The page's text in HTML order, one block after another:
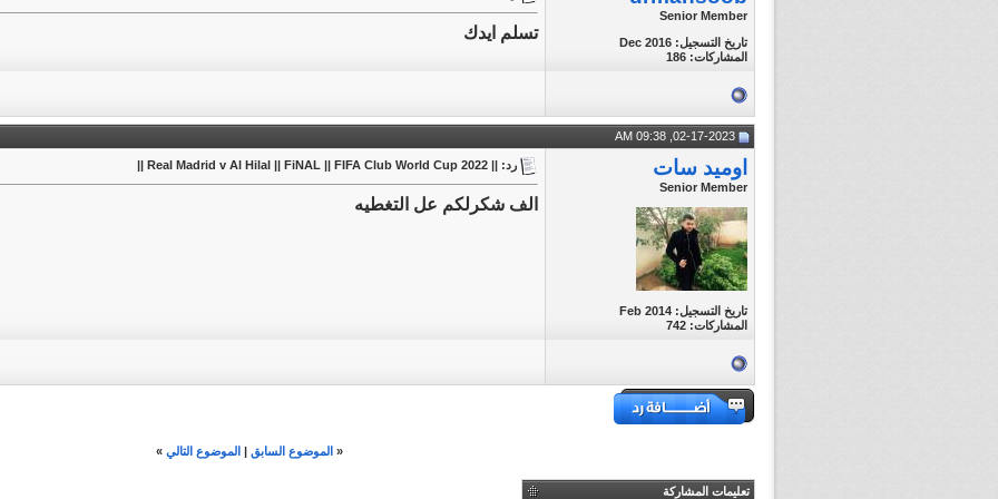
Senior Member
تاريخ التسجيل: Dec 2016
المشاركات: 186
تسلم ايدك
اوميد سات
Senior Member
تاريخ التسجيل: Feb 2014
المشاركات: 742
رد: || Real Madrid v Al Hilal || FiNAL || FIFA Club World Cup 2022 ||
الف شكرلكم عل التغطيه
« الموضوع السابق الموضوع التالي »
تعليمات المشاركة